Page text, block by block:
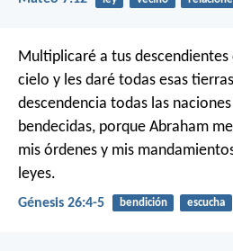
Multiplicaré a tus
cielo y les daré todas esas
descendencia todas las
bendecidas, porque Abraham
mis órdenes y mis
leyes.
Génesis 26:4-5 bendición escucha